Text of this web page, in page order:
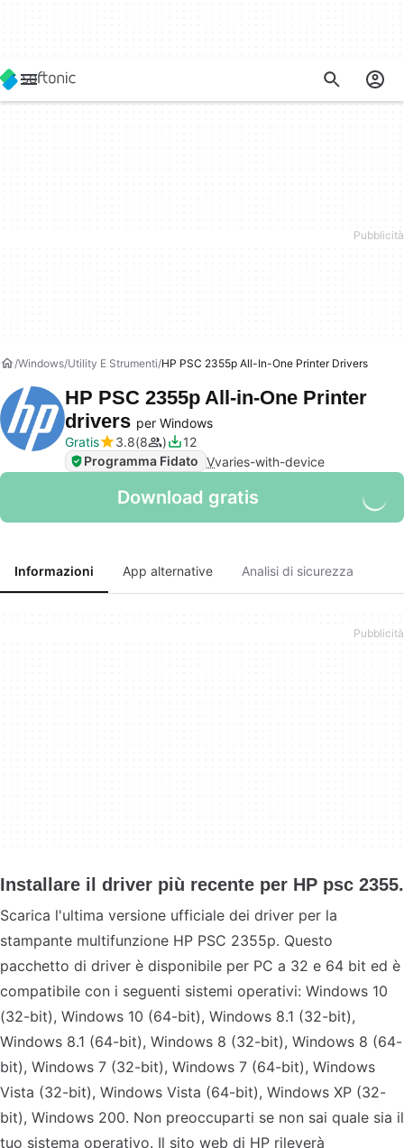
Windows Utility E Strumenti HP PSC 2355p All-In-One Printer Drivers
HP PSC 2355p All-in-One Printer
drivers per Windows
Gratis
3.8 8
12
Programma Fidato Vvaries-with-device
Download gratis
Informazioni App alternative Analisi di sicurezza
Installare il driver più recente per HP psc 2355.
Scarica l'ultima versione ufficiale dei driver per la
stampante multifunzione HP PSC 2355p. Questo
pacchetto di driver è disponibile per PC a 32 e 64 bit ed è
compatibile con i seguenti sistemi operativi: Windows 10
(32-bit), Windows 10 (64-bit), Windows 8.1 (32-bit),
Windows 8.1 (64-bit), Windows 8 (32-bit), Windows 8 (64-
bit), Windows 7 (32-bit), Windows 7 (64-bit), Windows
Vista (32-bit), Windows Vista (64-bit), Windows XP (32-
bit), Windows 200. Non preoccuparti se non sai quale sia il
tuo sistema operativo. Il sito web di HP rileverà